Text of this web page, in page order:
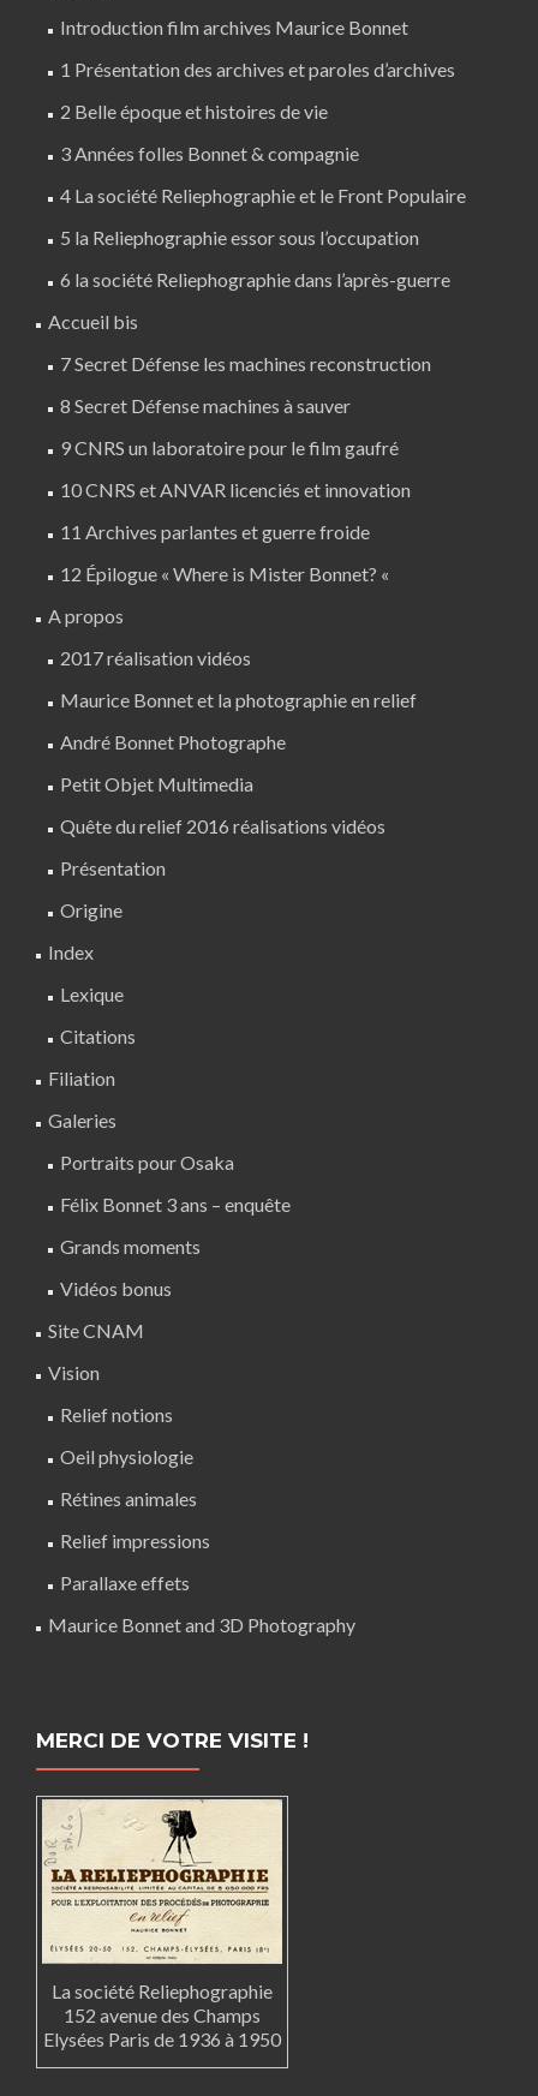
Introduction film archives Maurice Bonnet
1 Présentation des archives et paroles d’archives
2 Belle époque et histoires de vie
3 Années folles Bonnet & compagnie
4 La société Reliephographie et le Front Populaire
5 la Reliephographie essor sous l’occupation
6 la société Reliephographie dans l’après-guerre
Accueil bis
7 Secret Défense les machines reconstruction
8 Secret Défense machines à sauver
9 CNRS un laboratoire pour le film gaufré
10 CNRS et ANVAR licenciés et innovation
11 Archives parlantes et guerre froide
12 Épilogue « Where is Mister Bonnet? «
A propos
2017 réalisation vidéos
Maurice Bonnet et la photographie en relief
André Bonnet Photographe
Petit Objet Multimedia
Quête du relief 2016 réalisations vidéos
Présentation
Origine
Index
Lexique
Citations
Filiation
Galeries
Portraits pour Osaka
Félix Bonnet 3 ans – enquête
Grands moments
Vidéos bonus
Site CNAM
Vision
Relief notions
Oeil physiologie
Rétines animales
Relief impressions
Parallaxe effets
Maurice Bonnet and 3D Photography
MERCI DE VOTRE VISITE !
La société Reliephographie
152 avenue des Champs
Elysées Paris de 1936 à 1950